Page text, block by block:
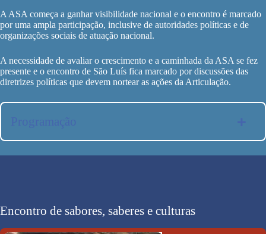
A ASA começa a ganhar visibilidade nacional e o encontro é marcado
por uma ampla participação, inclusive de autoridades políticas e de
organizações sociais de atuação nacional.
A necessidade de avaliar o crescimento e a caminhada da ASA se fez
presente e o encontro de São Luís fica marcado por discussões das
diretrizes políticas que devem nortear as ações da Articulação.
Programação
Encontro de sabores, saberes e culturas